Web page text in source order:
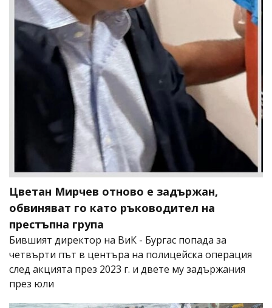
Цветан Мирчев отново е задържан,
обвиняват го като ръководител на
престъпна група
Бившият директор на ВиК - Бургас попада за
четвърти път в центъра на полицейска операция
след акцията през 2023 г. и двете му задържания
през юли